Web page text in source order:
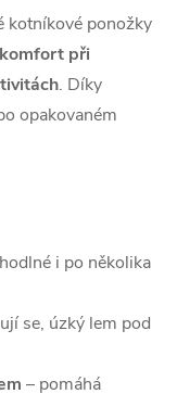
kotníkové ponožky
při
. Díky
opakovaném
i po několika
se, úzký lem pod
– pomáhá